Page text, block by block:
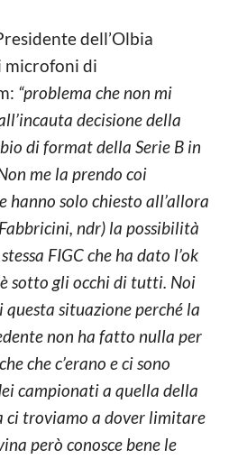
dell’Olbia
microfoni di
“problema che non mi
decisione della
di format della Serie B in
me la prendo coi
hanno solo chiesto all’allora
ndr) la possibilità
FIGC che ha dato l’ok
sotto gli occhi di tutti. Noi
situazione perché la
non ha fatto nulla per
che c’erano e ci sono
campionati a quella della
ci troviamo a dover limitare
però conosce bene le